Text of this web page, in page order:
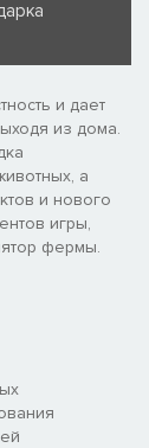
и дает
из дома.
а
и нового
игры,
фермы.